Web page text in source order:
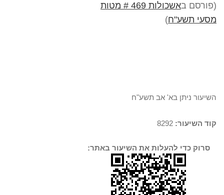
(פורסם ב
אשכולות 469 # מטות
מסעי תשע"ח)
השיעור ניתן בא' אב תשע"ח
קוד השיעור:
סרוק כדי להעלות את השיעור באתר: